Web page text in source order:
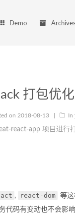
Demo Archives
打包优化
on 2018-08-13 In
react-app 项目进行
, react-dom
等
代码有变动也不会影